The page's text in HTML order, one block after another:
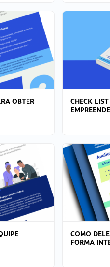
OBTER
CHECK
COMO
FORMA